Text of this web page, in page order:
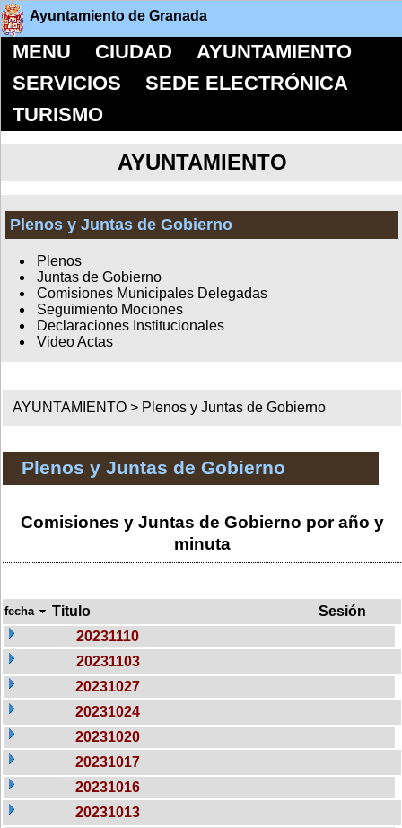
Ayuntamiento de Granada
MENU CIUDAD
AYUNTAMIENTO
SERVICIOS
SEDE ELECTRÓNICA
TURISMO
AYUNTAMIENTO
Plenos y Juntas de Gobierno
Plenos
Juntas de Gobierno
Comisiones Municipales Delegadas
Seguimiento Mociones
Declaraciones Institucionales
Video Actas
AYUNTAMIENTO > Plenos y Juntas de Gobierno
Plenos y Juntas de Gobierno
Comisiones y Juntas de Gobierno por año y
minuta
fecha Titulo
Sesión
20231110
20231103
20231027
20231024
20231020
20231017
20231016
20231013